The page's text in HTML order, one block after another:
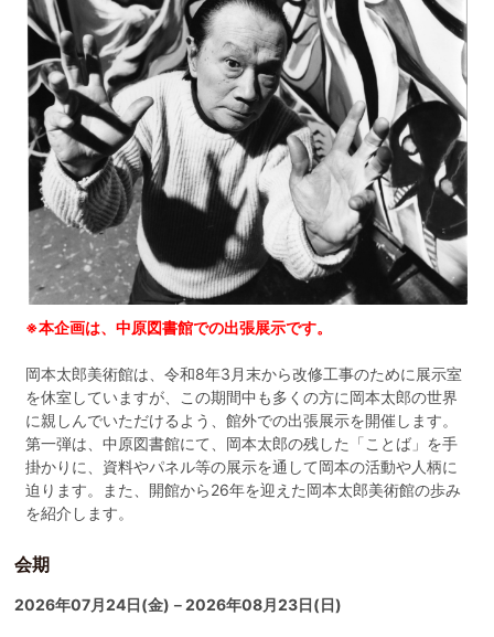
※本企画は、中原図書館での出張展示です。
岡本太郎美術館は、令和8年3月末から改修工事のために展示室
を休室していますが、この期間中も多くの方に岡本太郎の世界
に親しんでいただけるよう、館外での出張展示を開催します。
第一弾は、中原図書館にて、岡本太郎の残した「ことば」を手
掛かりに、資料やパネル等の展示を通して岡本の活動や人柄に
迫ります。また、開館から26年を迎えた岡本太郎美術館の歩み
を紹介します。
会期
2026年07月24日(金)－2026年08月23日(日)